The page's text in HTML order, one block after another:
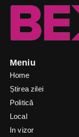
Meniu
Home
Știrea zilei
Politică
Local
In vizor